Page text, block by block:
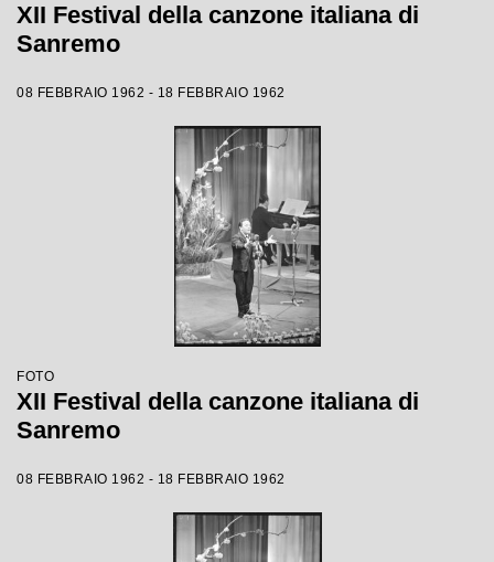
XII Festival della canzone italiana di
Sanremo
08 FEBBRAIO 1962 - 18 FEBBRAIO 1962
FOTO
XII Festival della canzone italiana di
Sanremo
08 FEBBRAIO 1962 - 18 FEBBRAIO 1962